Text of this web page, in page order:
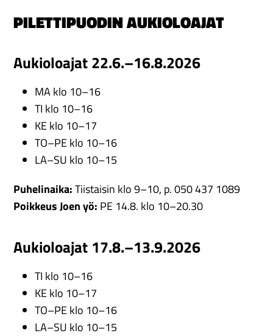
PILETTIPUODIN AUKIOLOAJAT
Aukioloajat 22.6.–16.8.2026
MA klo 10–16
TI klo 10–16
KE klo 10–17
TO–PE klo 10–16
LA–SU klo 10–15
Puhelinaika:Tiistaisin klo 9–10, p. 050 437 1089
Poikkeus Joen yö: PE 14.8. klo 10–20.30
Aukioloajat 17.8.–13.9.2026
TI klo 10–16
KE klo 10–17
TO–PE klo 10–16
LA–SU klo 10–15